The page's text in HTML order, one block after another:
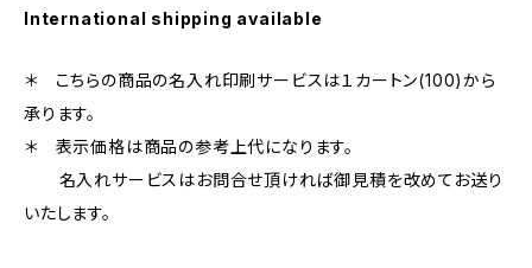
International shipping available
＊ こちらの商品の名入れ印刷サービスは１カートン(100)から
承ります。
＊ 表示価格は商品の参考上代になります。
名入れサービスはお問合せ頂ければ御見積を改めてお送り
いたします。